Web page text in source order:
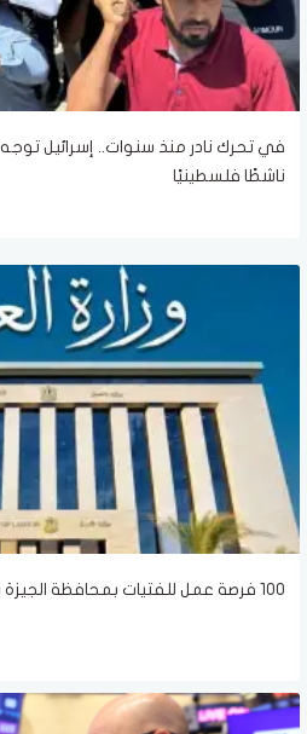
في تحرك نادر منذ سنوات.. إسرائيل
ناشطًا فلسطينيًا
100 فرصة عمل للفتيات بمحافظة الجيزة بمؤهل متوسط (قدمن الآن)